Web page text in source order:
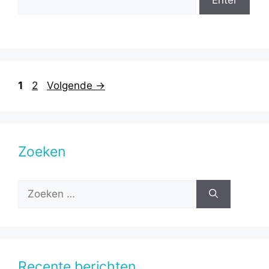
Pagina
1 Pagina
2 Volgende →
Zoeken
naar: